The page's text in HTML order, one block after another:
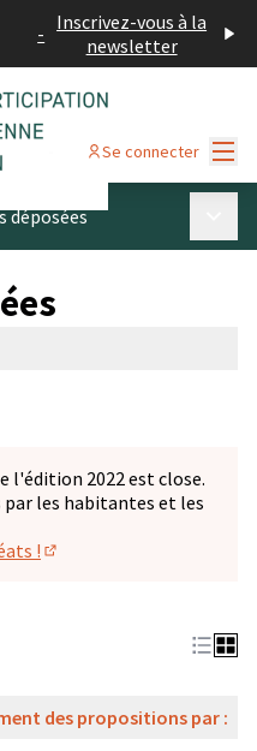
- Inscrivez-vous à la
newsletter
Se connecter
déposées
l'édition 2022 est close.
par les habitantes et les
!
des propositions par :